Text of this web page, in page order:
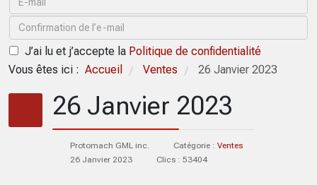
J’ai lu et j’accepte la Politique de confidentialité
Vous êtes ici : Accueil / Ventes / 26 Janvier 2023
26 Janvier 2023
Protomach GML inc. Catégorie : Ventes
26 Janvier 2023
Clics : 53404